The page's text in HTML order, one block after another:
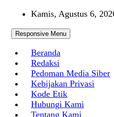
content
Kamis, Agustus 6,
Responsive Menu
Beranda
Redaksi
Pedoman Media Siber
Kebijakan Privasi
Kode Etik
Hubungi Kami
Tentang Kami